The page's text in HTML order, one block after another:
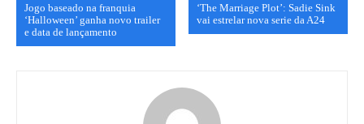
Jogo baseado na franquia
‘Halloween’ ganha novo trailer
e data de lançamento
‘The Marriage Plot’: Sadie Sink
vai estrelar nova serie da A24